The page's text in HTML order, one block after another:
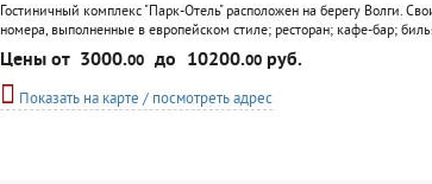
Гостиничный комплекс "Парк-Отель" расположен на берегу Волги.
номера, выполненные в европейском стиле; ресторан; кафе-бар;
Кроме этого имеется кемпинг "Парк". Гостиница прелагает
категории.
Цены от 3000.00 до 10200.00руб.
Показать на карте / посмотреть адрес